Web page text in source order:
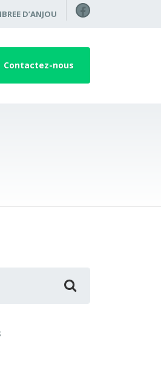
D’ANJOU Facebook
Contactez-nous